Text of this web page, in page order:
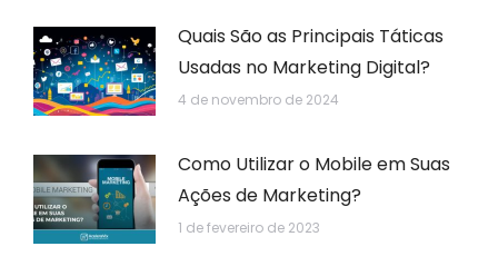
Quais São as Principais Táticas
Usadas no Marketing Digital?
4 de novembro de 2024
Como Utilizar o Mobile em Suas
Ações de Marketing?
1 de fevereiro de 2023